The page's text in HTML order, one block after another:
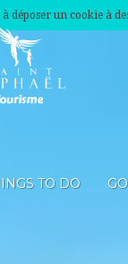
un cookie à
TO DO